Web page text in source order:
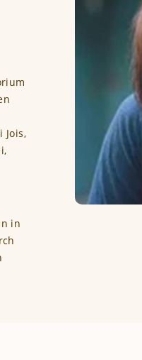
Jois,
in